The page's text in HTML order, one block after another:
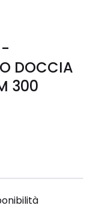
-
DOCCIA
300